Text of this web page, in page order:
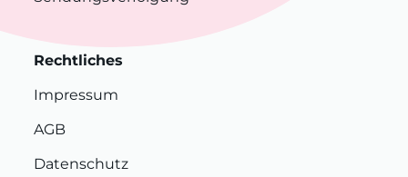
Rechtliches
Impressum
AGB
Datenschutz